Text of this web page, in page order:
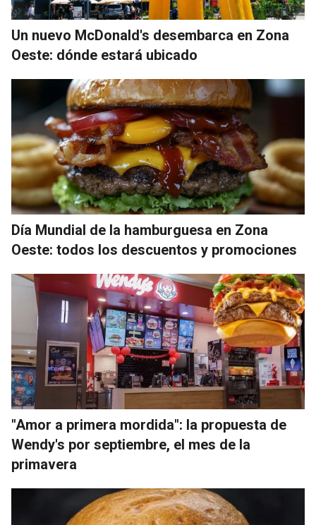
Un nuevo McDonald's desembarca en Zona
Oeste: dónde estará ubicado
Día Mundial de la hamburguesa en Zona
Oeste: todos los descuentos y promociones
"Amor a primera mordida": la propuesta de
Wendy's por septiembre, el mes de la
primavera